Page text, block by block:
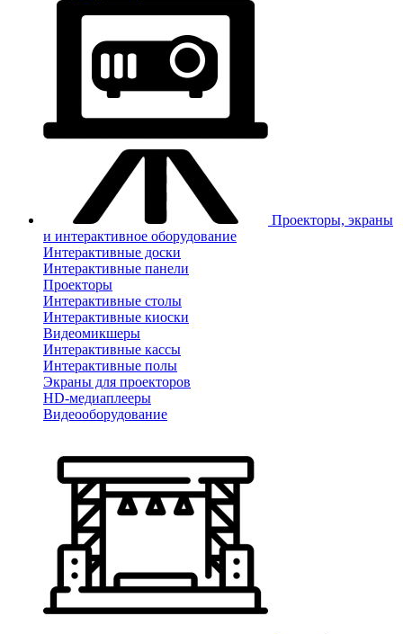
Проекторы, экраны
и интерактивное оборудование
Интерактивные доски
Интерактивные панели
Проекторы
Интерактивные столы
Интерактивные киоски
Видеомикшеры
Интерактивные кассы
Интерактивные полы
Экраны для проекторов
HD-медиаплееры
Видеооборудование